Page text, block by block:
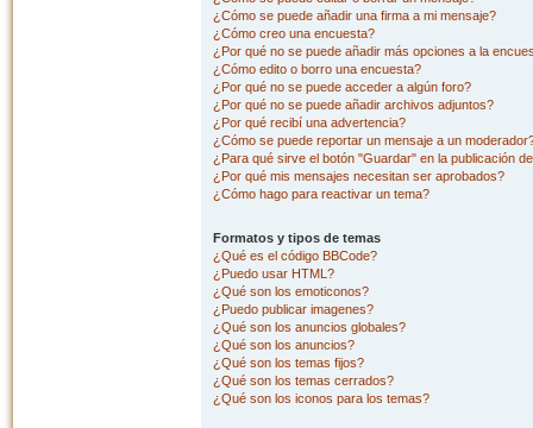
¿Cómo se puede añadir una firma a mi mensaje?
¿Cómo creo una encuesta?
¿Por qué no se puede añadir más opciones a la
¿Cómo edito o borro una encuesta?
¿Por qué no se puede acceder a algún foro?
¿Por qué no se puede añadir archivos adjuntos?
¿Por qué recibí una advertencia?
¿Cómo se puede reportar un mensaje a un
¿Para qué sirve el botón "Guardar" en la publicación
¿Por qué mis mensajes necesitan ser aprobados?
¿Cómo hago para reactivar un tema?
Formatos y tipos de temas
¿Qué es el código BBCode?
¿Puedo usar HTML?
¿Qué son los emoticonos?
¿Puedo publicar imagenes?
¿Qué son los anuncios globales?
¿Qué son los anuncios?
¿Qué son los temas fijos?
¿Qué son los temas cerrados?
¿Qué son los iconos para los temas?